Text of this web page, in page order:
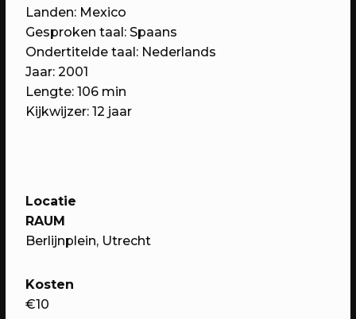
WEKEA: Buurtkamerfeest met de
Buurtwerkkamer
Met o.a. lancering Pop Up Plein-o-
maken, Aanschuifdiner XL & twee
bijzondere exposities over het
Locatie
RAUM
Berlijnplein, Utrecht
Kosten
€10
Landen: Mexico
Gesproken taal: Spaans
Ondertitelde taal: Nederlands
Jaar: 2001
Lengte: 106 min
Kijkwijzer: 12 jaar